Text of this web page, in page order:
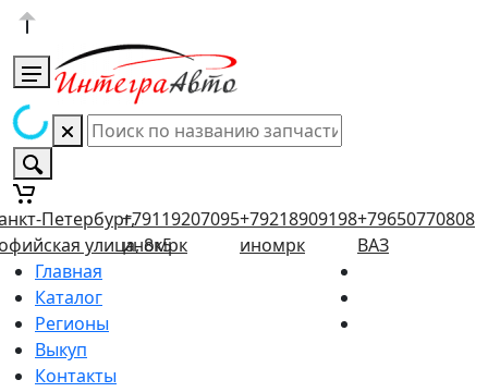
Петербург,
улица, 8к5
+79119207095
иномрк
+79218909198
иномрк
+79650770808
ВАЗ
Главная
Каталог
Регионы
Выкуп
Контакты